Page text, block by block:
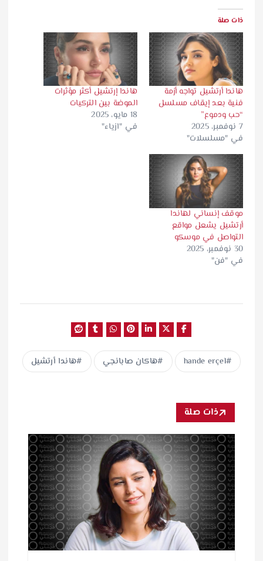
ذات صلة
هاندا أرتشيل تواجه أزمة
فنية بعد إيقاف مسلسل
“حب ودموع”
7 نوفمبر، 2025
في "مسلسلات"
هاندا إرتشيل أكثر مؤثرات
الموضة بين التركيات
18 مايو، 2025
في "ازياء"
موقف إنساني لهاندا
أرتشيل يشعل مواقع
التواصل في موسكو
30 نوفمبر، 2025
في "فن"
hande erçel هاكان صابانجي هاندا أرتشيل
ذات صلة